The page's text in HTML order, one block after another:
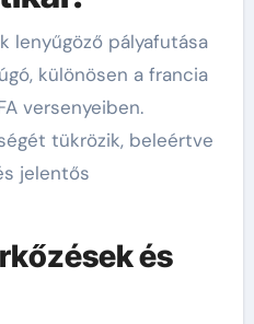
lenyűgöző pályafutása
különösen a francia
versenyeiben.
tükrözik, beleértve
jelentős
és